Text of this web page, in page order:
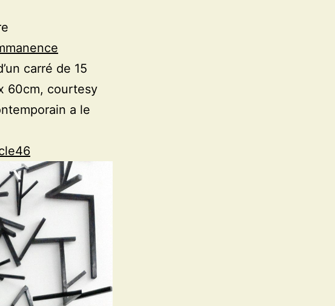
carré de 15
60cm, courtesy
a le